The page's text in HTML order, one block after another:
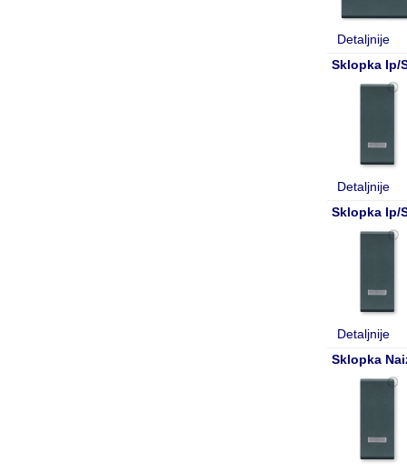
Detaljnije
Sklopka Ip/
Detaljnije
Sklopka Ip/
Detaljnije
Sklopka